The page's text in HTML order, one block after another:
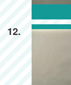
12.